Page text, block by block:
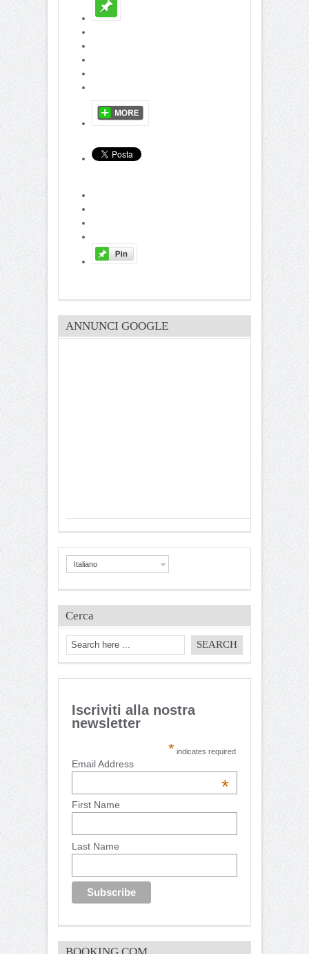
ANNUNCI GOOGLE
Italiano
Cerca
Iscriviti alla nostra
newsletter
* indicates required
Email Address
*
First Name
Last Name